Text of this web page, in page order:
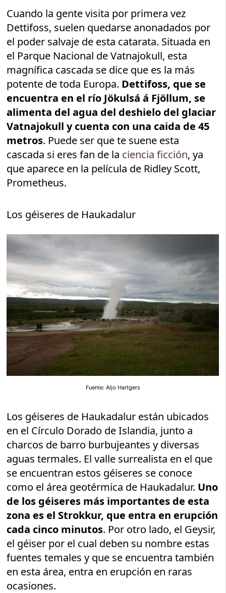
Cuando la gente visita por primera vez
Dettifoss, suelen quedarse anonadados por
el poder salvaje de esta catarata. Situada en
el Parque Nacional de Vatnajokull, esta
magnífica cascada se dice que es la más
potente de toda Europa. Dettifoss, que se
encuentra en el río Jökulsá á Fjöllum, se
alimenta del agua del deshielo del glaciar
Vatnajokull y cuenta con una caida de 45
metros. Puede ser que te suene esta
cascada si eres fan de la ciencia ficción, ya
que aparece en la película de Ridley Scott,
Prometheus.
Los géiseres de Haukadalur
Fuente: Aljo Hartgers
Los géiseres de Haukadalur están ubicados
en el Círculo Dorado de Islandia, junto a
charcos de barro burbujeantes y diversas
aguas termales. El valle surrealista en el que
se encuentran estos géiseres se conoce
como el área geotérmica de Haukadalur. Uno
de los géiseres más importantes de esta
zona es el Strokkur, que entra en erupción
cada cinco minutos. Por otro lado, el Geysir,
el géiser por el cual deben su nombre estas
fuentes temales y que se encuentra también
en esta área, entra en erupción en raras
ocasiones.